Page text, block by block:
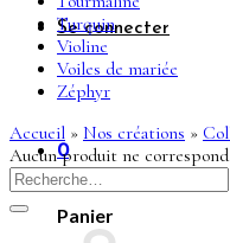
Se connecter
0
Panier
Turquin
Violine
Voiles de mariée
Zéphyr
Accueil » Nos créations »
Aucun produit ne